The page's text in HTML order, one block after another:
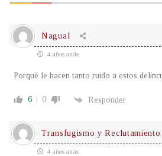
Nagual
4 años atrás
Porqué le hacen tanto ruido a estos
6 0 Responder
Transfugismo y Reclutamiento
4 años atrás